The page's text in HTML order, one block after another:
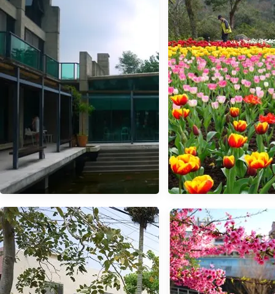
【苗栗．獅潭】- 古色古香的仙
草風味餐 仙山仙草
【新竹．食記】- The
人文客棧．在如詩如
園中用餐
【新竹．景觀餐廳】新竹 巧立在
峨眉湖邊的 - 二泉湖畔咖啡民宿
【桃園．復興】- 桃
球最早盛開的鬱
(2015.02.21花